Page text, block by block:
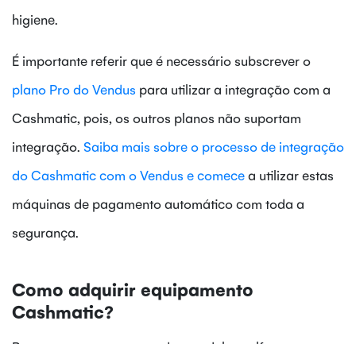
higiene.
É importante referir que é necessário subscrever o
plano Pro do Vendus para utilizar a integração com a
Cashmatic, pois, os outros planos não suportam
integração. Saiba mais sobre o processo de integração
do Cashmatic com o Vendus e comecea utilizar estas
máquinas de pagamento automático com toda a
segurança.
Como adquirir equipamento
Cashmatic?